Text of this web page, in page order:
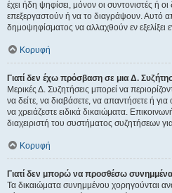
έχει ήδη ψηφίσει, μόνον οι συντονιστές ή
επεξεργαστούν ή να το διαγράψουν. Αυτό
δημοψηφίσματος να αλλαχθούν εν
Κορυφή
Γιατί δεν έχω πρόσβαση σε μια Δ.
Μερικές Δ. Συζητήσεις μπορεί να
να δείτε, να διαβάσετε, να απαντήσετε ή
να χρειάζεστε ειδικά δικαιώματα.
διαχειριστή του συστήματος συζητήσεων
Κορυφή
Γιατί δεν μπορώ να προσθέσω
Τα δικαιώματα συνημμένου χορηγούνται